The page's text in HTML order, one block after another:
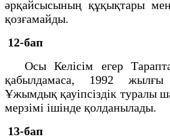
әрқайсысының құқықтары мен
қозғамайды.
12-бап
Осы Келісім егер
қабылдамаса, 1992
Ұжымдық қауіпсіздік туралы
мерзімі ішінде қолданылады.
13-бап